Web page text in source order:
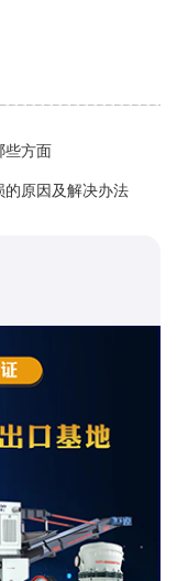
些方面
的原因及解决办法